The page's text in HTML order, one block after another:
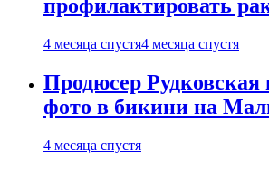
профилактировать
4 месяца спустя4 месяца спустя
Продюсер
фото в бикини на
4 месяца спустя